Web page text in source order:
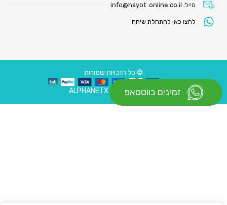
מייל:info@hayot-online.co.il
לחצו כאן להתחלת שיחה
זמינים בווטסאפ
© כל הזכויות שמורות
עיצוב ובניית אתר : ALPHANETX